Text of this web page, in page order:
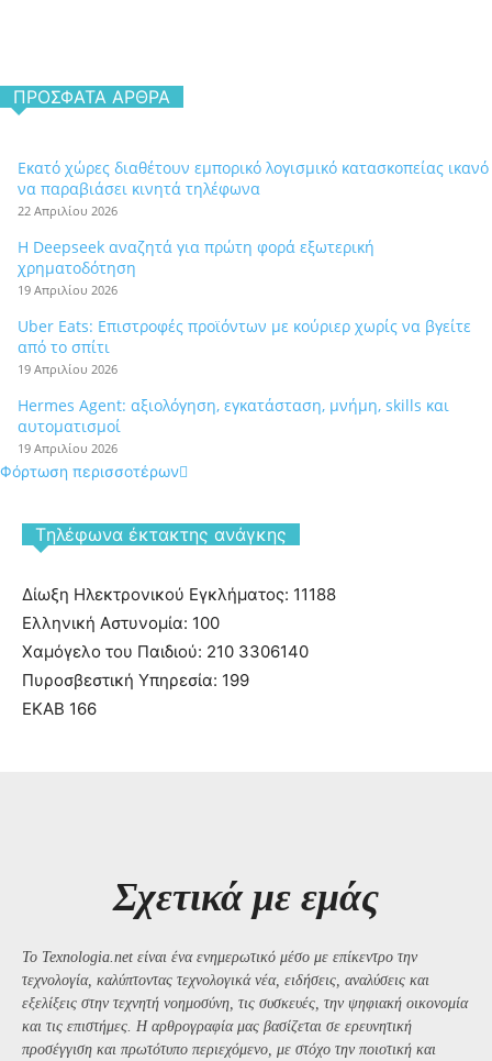
ΠΡΌΣΦΑΤΑ ΆΡΘΡΑ
Εκατό χώρες διαθέτουν εμπορικό λογισμικό κατασκοπείας ικανό
να παραβιάσει κινητά τηλέφωνα
22 Απριλίου 2026
Η Deepseek αναζητά για πρώτη φορά εξωτερική
χρηματοδότηση
19 Απριλίου 2026
Uber Eats: Επιστροφές προϊόντων με κούριερ χωρίς να βγείτε
από το σπίτι
19 Απριλίου 2026
Hermes Agent: αξιολόγηση, εγκατάσταση, μνήμη, skills και
αυτοματισμοί
19 Απριλίου 2026
Φόρτωση περισσοτέρων
Tηλέφωνα έκτακτης ανάγκης
Δίωξη Ηλεκτρονικού Εγκλήματος: 11188
Ελληνική Αστυνομία: 100
Χαμόγελο του Παιδιού: 210 3306140
Πυροσβεστική Υπηρεσία: 199
ΕΚΑΒ 166
Σχετικά με εμάς
Το Texnologia.net είναι ένα ενημερωτικό μέσο με επίκεντρο την
τεχνολογία, καλύπτοντας τεχνολογικά νέα, ειδήσεις, αναλύσεις και
εξελίξεις στην τεχνητή νοημοσύνη, τις συσκευές, την ψηφιακή οικονομία
και τις επιστήμες. Η αρθρογραφία μας βασίζεται σε ερευνητική
προσέγγιση και πρωτότυπο περιεχόμενο, με στόχο την ποιοτική και